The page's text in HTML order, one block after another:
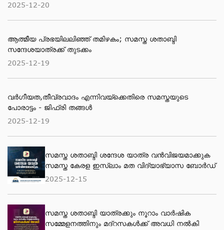
2025-12-20
ആത്മീയ പ്രഭയിലലിഞ്ഞ് തമിഴകം; സമസ്ത ശതാബ്ദി
സന്ദേശയാത്രക്ക് തുടക്കം
2025-12-19
വർഗീയത,തീവ്രവാദം എന്നിവയ്ക്കെതിരെ സമസ്തയുടെ
പോരാട്ടം - ജിഫ്‌രി തങ്ങൾ
2025-12-19
സമസ്ത ശതാബ്ദി ശന്ദേശ യാത്ര വന്‍വിജയമാക്കുക
സമസ്ത കേരള ഇസ്ലാം മത വിദ്യാഭ്യാസ ബോര്‍ഡ്
2025-12-15
സമസ്ത ശതാബ്ദി യാത്രക്കും നൂറാം വാര്‍ഷിക
സമ്മേളനത്തിനും മദ്റസകള്‍ക്ക് അവധി നല്‍കി